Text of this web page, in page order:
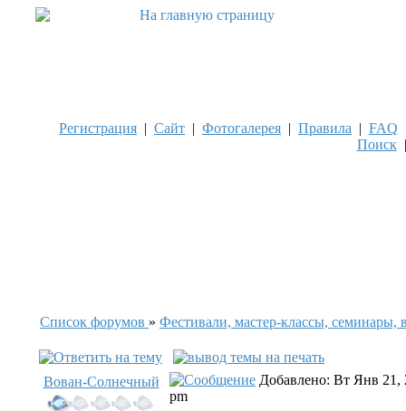
Регистрация | Сайт | Фотогалерея | Правила | FAQ
Поиск
Список форумов » Фестивали, мастер-классы, семинары,
Вован-Солнечный
Добавлено: Вт Янв 21,
pm